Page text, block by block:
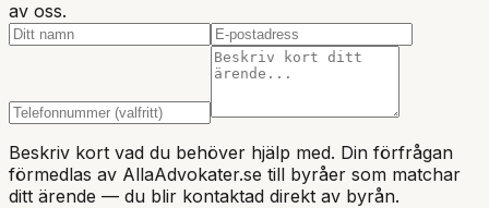
av oss.
Beskriv kort vad du behöver hjälp med. Din förfrågan
förmedlas av AllaAdvokater.se till byråer som matchar
ditt ärende — du blir kontaktad direkt av byrån.